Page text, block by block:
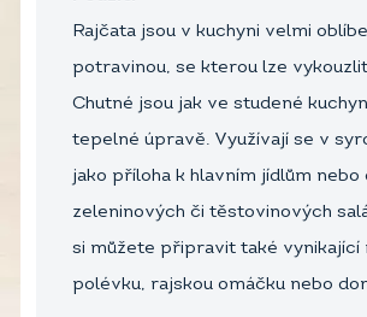
Rajčata jsou v kuchyni velmi
potravinou, se kterou lze
Chutné jsou jak ve studené
tepelné úpravě. Využívají se v
jako příloha k hlavním jídlům nebo
zeleninových či těstovinových
si můžete připravit také vynikající
polévku, rajskou omáčku nebo